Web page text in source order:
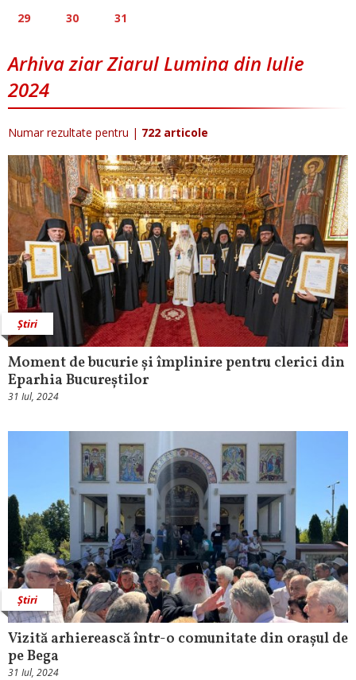
29 30 31
Arhiva ziar Ziarul Lumina din Iulie
2024
Numar rezultate pentru | 722 articole
Știri
Moment de bucurie și împlinire pentru clerici din
Eparhia Bucureștilor
31 Iul, 2024
Știri
Vizită arhierească într-o comunitate din orașul de
pe Bega
31 Iul, 2024